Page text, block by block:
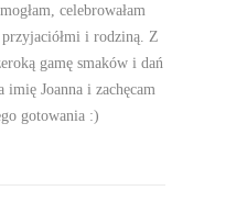
celebrowałam
i rodziną. Z
gamę smaków i dań
imię Joanna i zachęcam
gotowania :)